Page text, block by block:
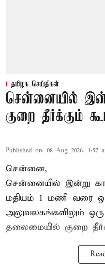
தமிழக செய்திகள்
சென்னையில்
குறை தீர்க்கும்
Published on: 08 Aug 2026, 1:57
சென்னை,
சென்னையில் இன்று
மதியம் 1 மணி வரை
அலுவலகங்களிலும்
தலைமையில் குறை